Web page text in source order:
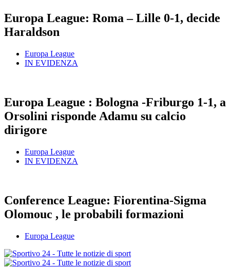
Europa League: Roma – Lille 0-1, decide
Haraldson
Europa League
IN EVIDENZA
Europa League : Bologna -Friburgo 1-1, a
Orsolini risponde Adamu su calcio
dirigore
Europa League
IN EVIDENZA
Conference League: Fiorentina-Sigma
Olomouc , le probabili formazioni
Europa League